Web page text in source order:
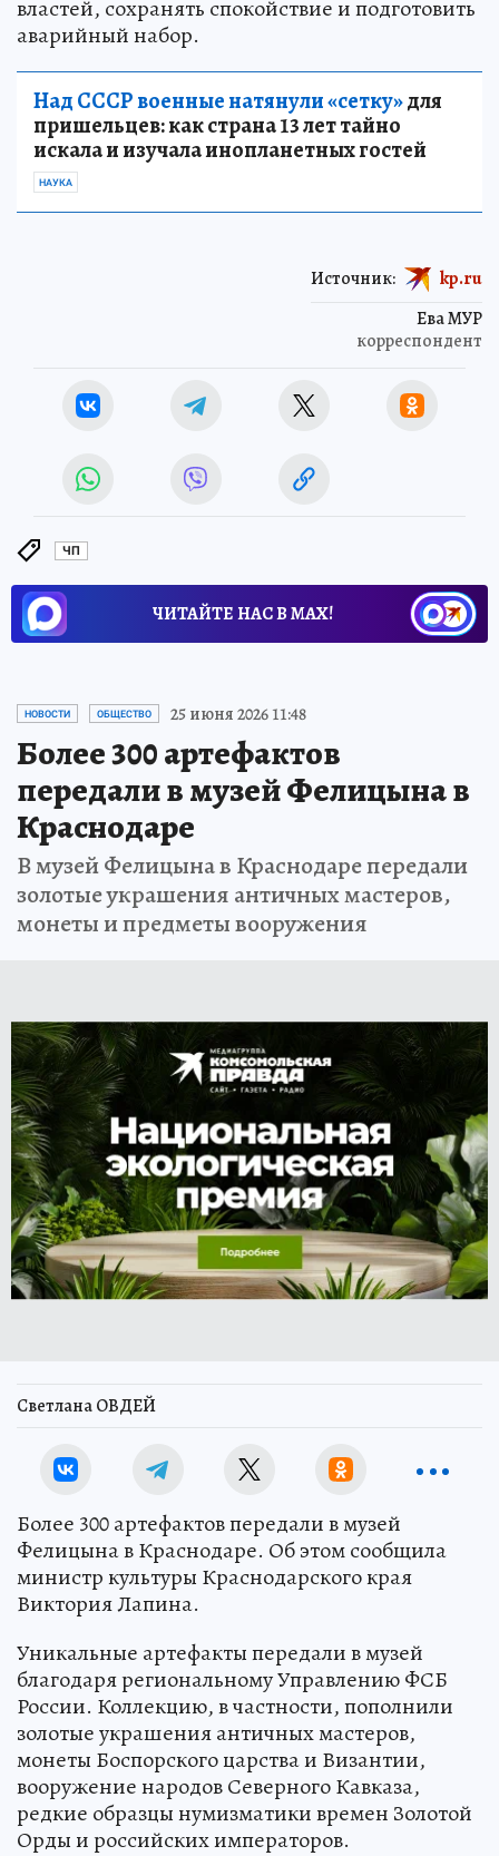
властей, сохранять спокойствие и подготовить
аварийный набор.
Над СССР военные натянули «сетку»для
пришельцев: как страна 13 лет тайно
искала и изучала инопланетных гостей
НАУКА
Ева МУР
корреспондент
Источник: kp.ru
ЧП
ЧИТАЙТЕ НАС В МАХ!
НОВОСТИ ОБЩЕСТВО 25 июня 2026 11:48
Более 300 артефактов
передали в музей Фелицына в
Краснодаре
В музей Фелицына в Краснодаре передали
золотые украшения античных мастеров,
монеты и предметы вооружения
Светлана ОВДЕЙ
Более 300 артефактов передали в музей
Фелицына в Краснодаре. Об этом сообщила
министр культуры Краснодарского края
Виктория Лапина.
Уникальные артефакты передали в музей
благодаря региональному Управлению ФСБ
России. Коллекцию, в частности, пополнили
золотые украшения античных мастеров,
монеты Боспорского царства и Византии,
вооружение народов Северного Кавказа,
редкие образцы нумизматики времен Золотой
Орды и российских императоров.